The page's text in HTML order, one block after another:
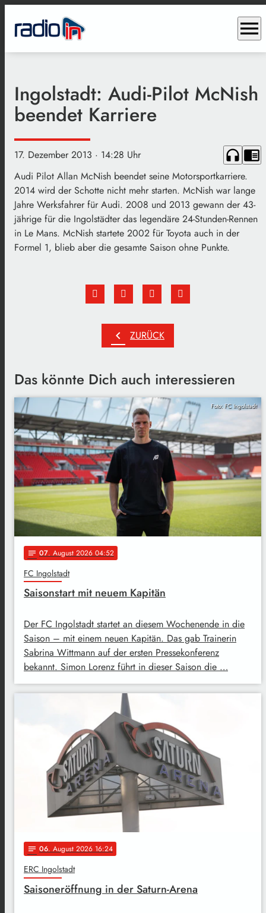
menu
Ingolstadt: Audi-Pilot McNish
beendet Karriere
17. Dezember 2013 · 14:28 Uhr headphones chrome_reader_mode
Audi Pilot Allan McNish beendet seine Motorsportkarriere.
2014 wird der Schotte nicht mehr starten. McNish war lange
Jahre Werksfahrer für Audi. 2008 und 2013 gewann der 43-
jährige für die Ingolstädter das legendäre 24-Stunden-Rennen
in Le Mans. McNish startete 2002 für Toyota auch in der
Formel 1, blieb aber die gesamte Saison ohne Punkte.
chevron_left ZURÜCK
Das könnte Dich auch interessieren
Foto: FC Ingolstadt
notes 07. August 2026 04:52
FC Ingolstadt
Saisonstart mit neuem Kapitän
Der FC Ingolstadt startet an diesem Wochenende in die
Saison – mit einem neuen Kapitän. Das gab Trainerin
Sabrina Wittmann auf der ersten Pressekonferenz
bekannt. Simon Lorenz führt in dieser Saison die …
notes 06. August 2026 16:24
ERC Ingolstadt
Saisoneröffnung in der Saturn-Arena